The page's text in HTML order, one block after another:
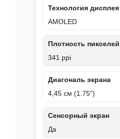
Технология дисплея
AMOLED
Плотность пикселей
341 ppi
Диагональ экрана
4,45 см (1.75")
Сенсорный экран
Да